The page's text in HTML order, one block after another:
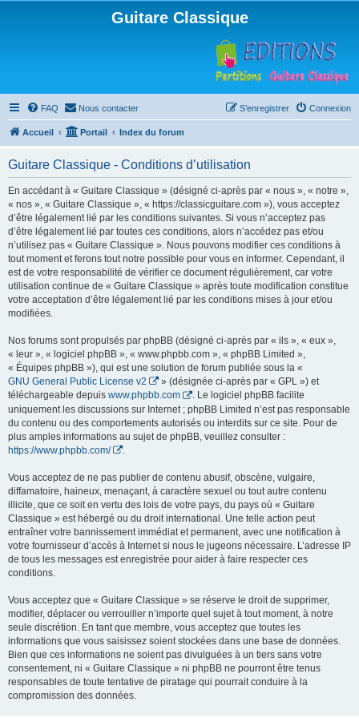
Guitare Classique
FAQ Nous contacter Connexion
S’enregistrer
Accueil Portail Index du forum
Guitare Classique - Conditions d’utilisation
En accédant à « Guitare Classique » (désigné ci-après par « nous », « notre »,
« nos », « Guitare Classique », « https://classicguitare.com »), vous acceptez
d’être légalement lié par les conditions suivantes. Si vous n’acceptez pas
d’être légalement lié par toutes ces conditions, alors n’accédez pas et/ou
n’utilisez pas « Guitare Classique ». Nous pouvons modifier ces conditions à
tout moment et ferons tout notre possible pour vous en informer. Cependant, il
est de votre responsabilité de vérifier ce document régulièrement, car votre
utilisation continue de « Guitare Classique » après toute modification constitue
votre acceptation d’être légalement lié par les conditions mises à jour et/ou
modifiées.
Nos forums sont propulsés par phpBB (désigné ci-après par « ils », « eux »,
« leur », « logiciel phpBB », « www.phpbb.com », « phpBB Limited »,
« Équipes phpBB »), qui est une solution de forum publiée sous la «
GNU General Public License v2
» (désignée ci-après par « GPL ») et
téléchargeable depuis www.phpbb.com
. Le logiciel phpBB facilite
uniquement les discussions sur Internet ; phpBB Limited n’est pas responsable
du contenu ou des comportements autorisés ou interdits sur ce site. Pour de
plus amples informations au sujet de phpBB, veuillez consulter :
https://www.phpbb.com/
Vous acceptez de ne pas publier de contenu abusif, obscène, vulgaire,
diffamatoire, haineux, menaçant, à caractère sexuel ou tout autre contenu
illicite, que ce soit en vertu des lois de votre pays, du pays où « Guitare
Classique » est hébergé ou du droit international. Une telle action peut
entraîner votre bannissement immédiat et permanent, avec une notification à
votre fournisseur d’accès à Internet si nous le jugeons nécessaire. L’adresse IP
de tous les messages est enregistrée pour aider à faire respecter ces
conditions.
Vous acceptez que « Guitare Classique » se réserve le droit de supprimer,
modifier, déplacer ou verrouiller n’importe quel sujet à tout moment, à notre
seule discrétion. En tant que membre, vous acceptez que toutes les
informations que vous saisissez soient stockées dans une base de données.
Bien que ces informations ne soient pas divulguées à un tiers sans votre
consentement, ni « Guitare Classique » ni phpBB ne pourront être tenus
responsables de toute tentative de piratage qui pourrait conduire à la
compromission des données.